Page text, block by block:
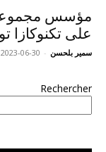
على تكنوكازا
سمير بلحسن -
2023-06-30
Rechercher